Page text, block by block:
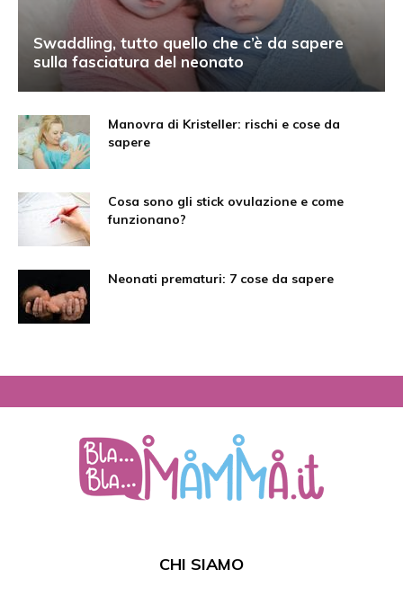
Swaddling, tutto quello che c’è da sapere
sulla fasciatura del neonato
Manovra di Kristeller: rischi e cose da
sapere
Cosa sono gli stick ovulazione e come
funzionano?
Neonati prematuri: 7 cose da sapere
CHI SIAMO